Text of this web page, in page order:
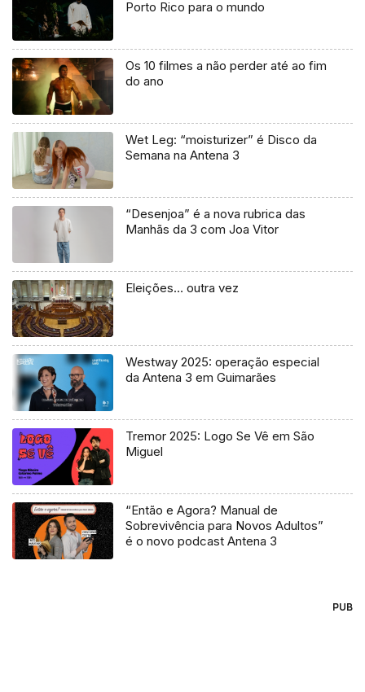
Porto Rico para o mundo
Os 10 filmes a não perder até ao fim
do ano
Wet Leg: “moisturizer” é Disco da
Semana na Antena 3
“Desenjoa” é a nova rubrica das
Manhãs da 3 com Joa Vitor
Eleições… outra vez
Westway 2025: operação especial
da Antena 3 em Guimarães
Tremor 2025: Logo Se Vê em São
Miguel
“Então e Agora? Manual de
Sobrevivência para Novos Adultos”
é o novo podcast Antena 3
PUB